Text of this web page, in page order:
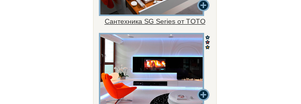
Сантехника SG Series от TOTO